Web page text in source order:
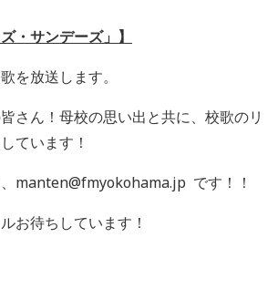
・サンデーズ」】
を放送します。
さん！母校の思い出と共に、校歌のリ
ています！
manten@fmyokohama.jp です！！
お待ちしています！